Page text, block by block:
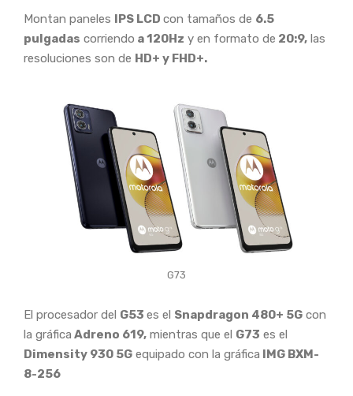
Montan paneles IPS LCD con tamaños de 6.5
pulgadas corriendo a 120Hz y en formato de 20:9, las
resoluciones son de HD+ y FHD+.
G73
El procesador del G53 es el Snapdragon 480+ 5G con
la gráfica Adreno 619, mientras que el G73 es el
Dimensity 930 5G equipado con la gráfica IMG BXM-
8-256